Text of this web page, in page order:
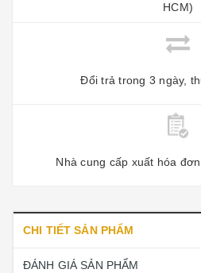
HCM)
Đổi trả trong 3 ngày,
Nhà cung cấp xuất hóa
CHI TIẾT SẢN PHẨM
ĐÁNH GIÁ SẢN PHẨM